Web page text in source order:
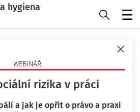
hygiena
WEBINÁŘ
rizika v práci
a jak je opřít o právo a praxi
u dohody o